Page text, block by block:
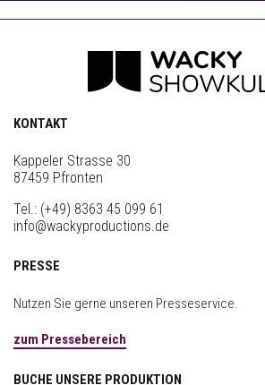
KONTAKT
Kappeler Strasse 30
87459 Pfronten
Tel.: (+49) 8363 45 099 61
info@wackyproductions.de
PRESSE
Nutzen Sie gerne unseren Presseservice.
zum Pressebereich
BUCHE UNSERE PRODUKTION